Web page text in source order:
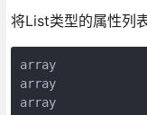
将List类型的属性列
array
array
array